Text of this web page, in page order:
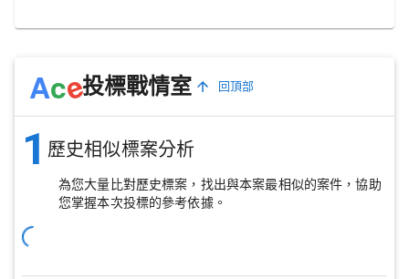
Ace投標戰情室 回頂部
1 歷史相似標案分析
為您大量比對歷史標案，找出與本案最相似的案件，協助
您掌握本次投標的參考依據。